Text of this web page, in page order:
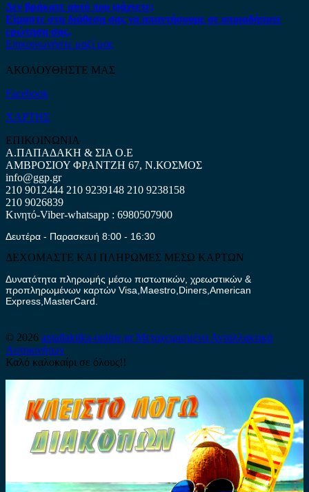
Δεν βρήκατε αυτό που ψάχνετε;
Είμαστε στη διάθεση σας να απαντήσουμε σε οποιαδήποτε
ερώτηση σας.
Επικοινωνήστε μαζί μας
ΑΚΟΛΟΥΘΗΣΤΕ ΜΑΣ
Facebook
ΧΑΡΤΗΣ
ΕΠΙΚΟΙΝΩΝΙΑ
Α.ΠΑΠΑΔΑΚΗ & ΣΙΑ Ο.Ε
ΑΜΒΡΟΣΙΟΥ ΦΡΑΝΤΖΗ 67, Ν.ΚΟΣΜΟΣ
info@ggp.gr
210 9012444 210 9239148 210 9238158
210 9026839
Κινητό-Viber-whatsapp : 6980507900
Δευτέρα - Παρασκευή 8:00 - 16:30
ΔΕΧΟΜΑΣΤΕ ΚΑΙ ΠΛΗΡΩΜΕΣ ΜΕΣΩ ΚΑΡΤΩΝ
Δυνατότητα πληρωμής μέσω πιστωτικών, χρεωστικών &
προπληρωμένων καρτών Visa,Maestro,Diners,American
Express,MasterCard.
© 2026 antallaktika-online.grΜεταχειρισμένα Ανταλλακτικά
Αυτοκινήτων
Καλό καλοκαίρι σε όλους!!